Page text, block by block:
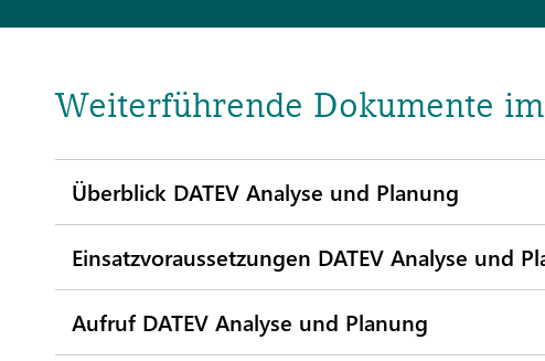
Weiterführende Dokumente
Überblick DATEV Analyse und Planung
Einsatzvoraussetzungen DATEV Analyse und
Aufruf DATEV Analyse und Planung